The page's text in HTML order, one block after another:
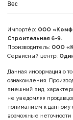
Вес
Импортёр: ООО
Строительная 6-9..
Производитель: ООО
Сервисный центр:
Данная информация о
ознакомления.
внешний вид,
не уведомляя
пониманием к данному
возможные неточности